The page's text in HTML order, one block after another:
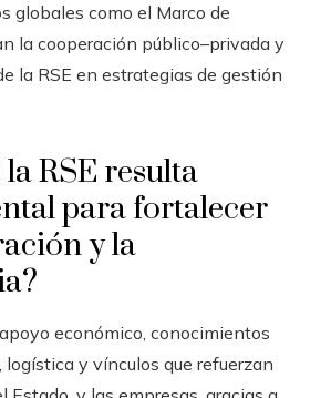
globales como el Marco de
la cooperación público–privada y
la RSE en estrategias de gestión
RSE resulta
para fortalecer
y la
económico, conocimientos
logística y vínculos que refuerzan